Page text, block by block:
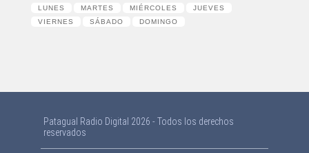
LUNES MARTES MIÉRCOLES
JUEVES
VIERNES
SÁBADO DOMINGO
Patagual Radio Digital 2026 - Todos los derechos
reservados